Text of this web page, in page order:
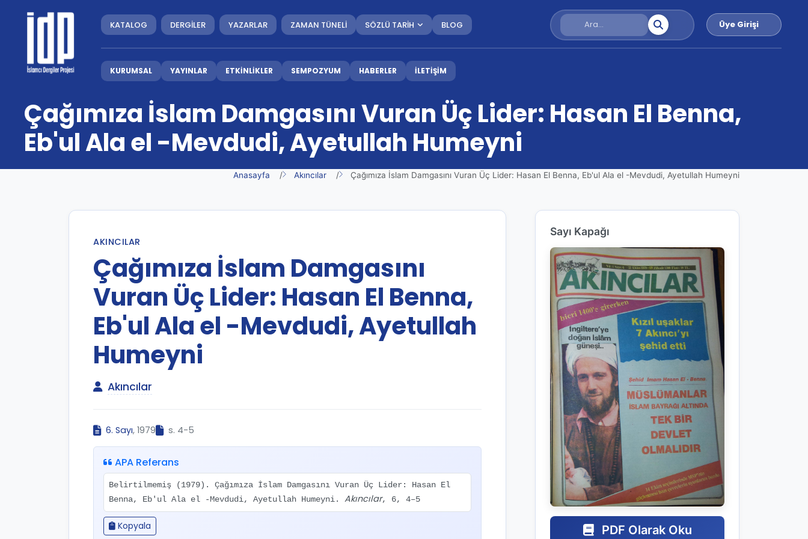
KATALOG DERGİLER YAZARLAR ZAMAN TÜNELİ SÖZLÜ TARİH BLOG Üye Girişi
KURUMSAL YAYINLAR ETKİNLİKLER SEMPOZYUM HABERLER İLETİŞİM
Çağımıza İslam Damgasını Vuran Üç Lider: Hasan El Benna,
Eb'ul Ala el -Mevdudi, Ayetullah Humeyni
Anasayfa Akıncılar Çağımıza İslam Damgasını Vuran Üç Lider: Hasan El Benna, Eb'ul Ala el -Mevdudi, Ayetullah Humeyni
AKINCILAR
Çağımıza İslam Damgasını
Vuran Üç Lider: Hasan El Benna,
Eb'ul Ala el -Mevdudi, Ayetullah
Humeyni
Akıncılar
6. Sayı, 1979 s. 4-5
APA Referans
Belirtilmemiş (1979). Çağımıza İslam Damgasını Vuran Üç Lider: Hasan El
Benna, Eb'ul Ala el -Mevdudi, Ayetullah Humeyni. Akıncılar, 6, 4–5
Kopyala
Sayı Kapağı
PDF Olarak Oku